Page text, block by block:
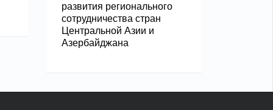
развития регионального
сотрудничества стран
Центральной Азии и
Азербайджана